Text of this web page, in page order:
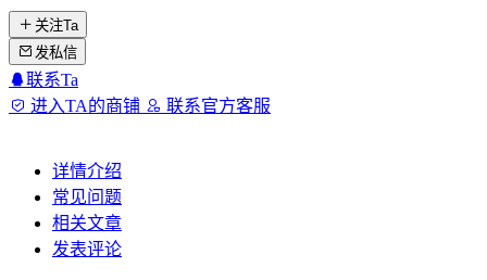
关注Ta
发私信
联系Ta
进入TA的商铺
联系官方客服
详情介绍
常见问题
相关文章
发表评论